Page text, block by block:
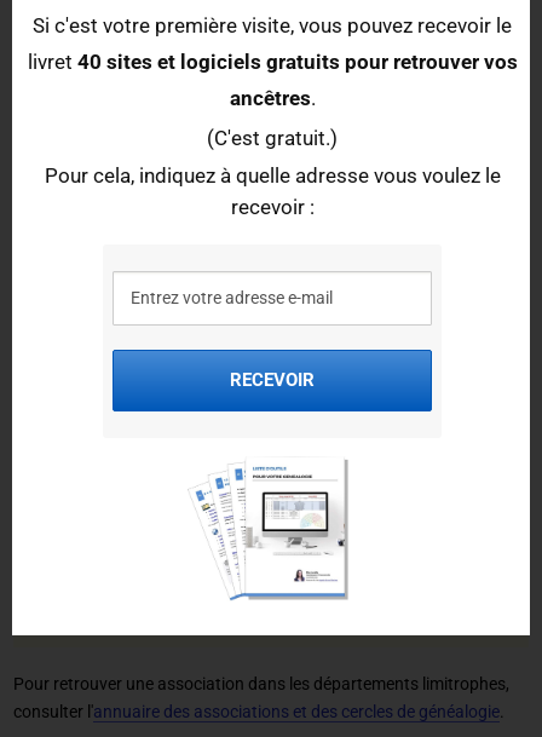
Vous pouvez aussi télécharger le guide30 bases de données pour
retrouver votre famille en 39-45depuisce lien, en indiquant à quelle
adresse vous souhaitez le recevoir.
Associations et forums de généalogie
Associations de généalogie
permanences de généalogie :
Site internet :https://sla-cholet.org/activites/sciences-
Adresse : 12, avenue du maréchal Foch 49300 Cholet
Association Généalogique de l'Anjou
https://www.agena49.org/
Pour retrouver une association dans les départements limitrophes,
consulter l'annuaire des associations et des cercles de généalogie.
Si c'est votre première visite, vous pouvez recevoir le
livret 40 sites et logiciels gratuits pour retrouver vos
ancêtres.
(C'est gratuit.)
Pour cela, indiquez à quelle adresse vous voulez le
recevoir :
RECEVOIR